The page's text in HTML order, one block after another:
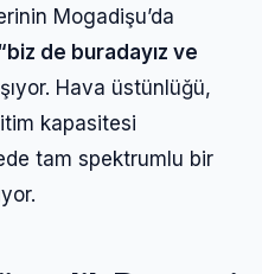
Mogadişu’da
de buradayız ve
Hava üstünlüğü,
kapasitesi
tam spektrumlu bir